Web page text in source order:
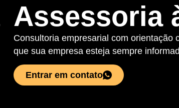
Assessoria
Consultoria empresarial com orientação
que sua empresa esteja sempre
Entrar em contato